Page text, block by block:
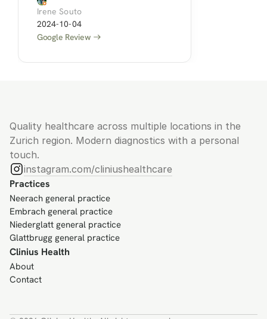
Irene Souto
2024-10-04
Google Review
Quality healthcare across multiple locations in the
Zurich region. Modern diagnostics with a personal
touch.
instagram.com/cliniushealthcare
Practices
Neerach general practice
Embrach general practice
Niederglatt general practice
Glattbrugg general practice
Clinius Health
About
Contact